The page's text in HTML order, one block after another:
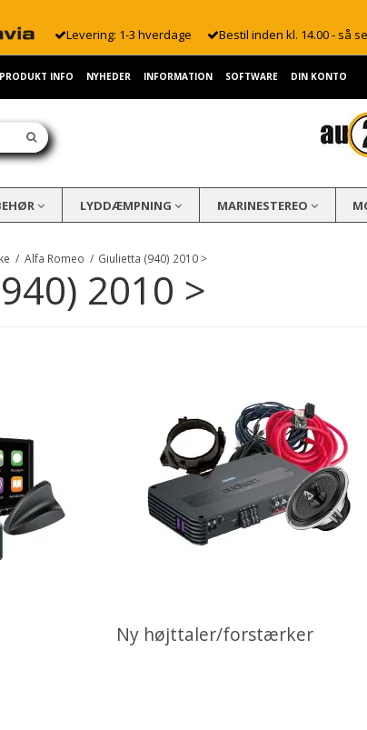
Levering: 1-3 hverdage Bestil inden kl. 14.00 - så
PRODUKT INFO NYHEDER INFORMATION SOFTWARE DIN KONTO
LYDDÆMPNING MARINESTEREO
/ Alfa Romeo / Giulietta (940) 2010 >
2010 >
Ny højttaler/forstærker